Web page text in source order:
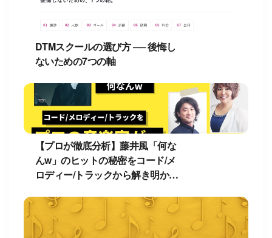
DTMスクールの選び方 ── 後悔し
ないための7つの軸
【プロが徹底分析】藤井風「何な
んw」のヒットの秘密をコード/メ
ロディー/トラックから解き明か